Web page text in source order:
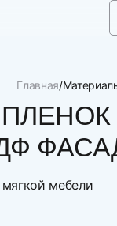
Главная